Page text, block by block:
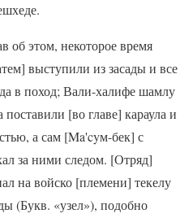
об этом, некоторое время
выступили из засады и все
в поход; Вали-халифе шамлу
[во главе] караула и
а сам [Ma'cyм-бек] с
за ними следом. [Отряд]
на войско [племени] текелу
(Букв. «узел»), подобно